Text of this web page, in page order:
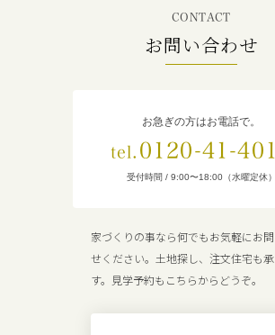
CONTACT
お問い合わせ
お急ぎの方はお電話で。
tel. 0120-41-
受付時間 / 9:00〜18:00（水曜定休）
家づくりの事なら何でもお気軽にお
せください。土地探し、注文住宅も
す。見学予約もこちらからどうぞ。